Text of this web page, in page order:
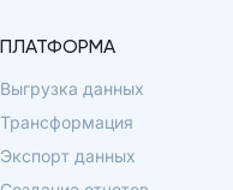
ПЛАТФОРМА
Выгрузка данных
Трансформация
Экспорт данных